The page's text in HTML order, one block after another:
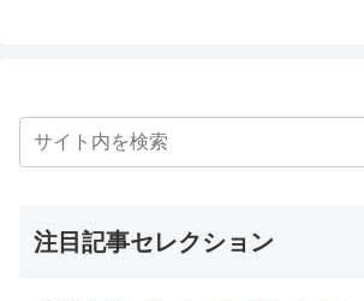
注目記事セレクション